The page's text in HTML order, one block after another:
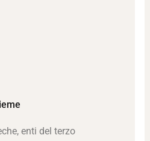
enti del terzo